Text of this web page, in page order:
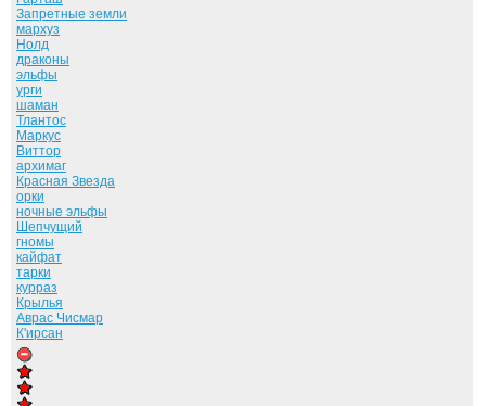
Запретные земли
мархуз
Нолд
драконы
эльфы
урги
шаман
Тлантос
Маркус
Виттор
архимаг
Красная Звезда
орки
ночные эльфы
Шепчущий
гномы
кайфат
тарки
курраз
Крылья
Аврас Чисмар
К'ирсан